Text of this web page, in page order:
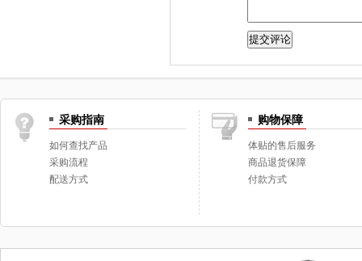
采购指南
如何查找产品
采购流程
配送方式
购物保障
体贴的售后服务
商品退货保障
付款方式